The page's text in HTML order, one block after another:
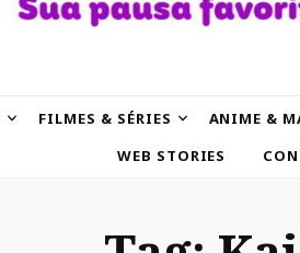
FILMES & SÉRIES ANIME &
WEB STORIES